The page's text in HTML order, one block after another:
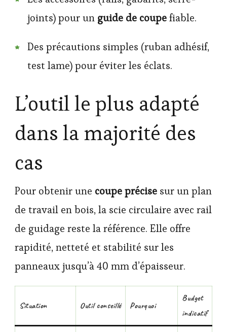
joints) pour un guide de coupefiable.
Des précautions simples (ruban adhésif,
test lame) pour éviter les éclats.
L’outil le plus adapté
dans la majorité des
cas
Pour obtenir une coupe précise sur un plan
de travail en bois, la scie circulaire avec rail
de guidage reste la référence. Elle offre
rapidité, netteté et stabilité sur les
panneaux jusqu’à 40 mm d’épaisseur.
Situation Outil conseillé Pourquoi
Budget
indicatif